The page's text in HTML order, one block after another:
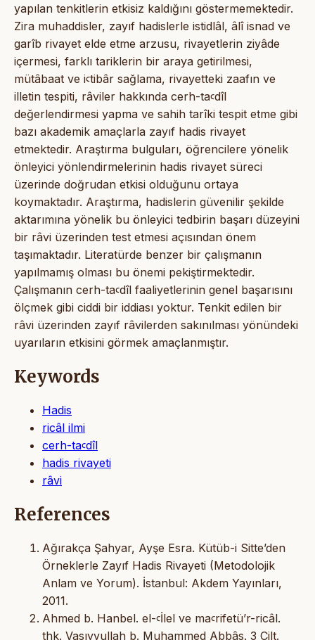
yapılan tenkitlerin etkisiz kaldığını göstermemektedir.
Zira muhaddisler, zayıf hadislerle istidlâl, âlî isnad ve
garîb rivayet elde etme arzusu, rivayetlerin ziyâde
içermesi, farklı tariklerin bir araya getirilmesi,
mütâbaat ve iꜥtibâr sağlama, rivayetteki zaafın ve
illetin tespiti, râviler hakkında cerh-taꜥdîl
değerlendirmesi yapma ve sahih tarîki tespit etme gibi
bazı akademik amaçlarla zayıf hadis rivayet
etmektedir. Araştırma bulguları, öğrencilere yönelik
önleyici yönlendirmelerinin hadis rivayet süreci
üzerinde doğrudan etkisi olduğunu ortaya
koymaktadır. Araştırma, hadislerin güvenilir şekilde
aktarımına yönelik bu önleyici tedbirin başarı düzeyini
bir râvi üzerinden test etmesi açısından önem
taşımaktadır. Literatürde benzer bir çalışmanın
yapılmamış olması bu önemi pekiştirmektedir.
Çalışmanın cerh-taꜥdîl faaliyetlerinin genel başarısını
ölçmek gibi ciddi bir iddiası yoktur. Tenkit edilen bir
râvi üzerinden zayıf râvilerden sakınılması yönündeki
uyarıların etkisini görmek amaçlanmıştır.
Keywords
Hadis
ricâl ilmi
cerh-taꜥdîl
hadis rivayeti
râvi
References
Ağırakça Şahyar, Ayşe Esra. Kütüb-i Sitte’den
Örneklerle Zayıf Hadis Rivayeti (Metodolojik
Anlam ve Yorum). İstanbul: Akdem Yayınları,
2011.
Ahmed b. Hanbel. el-ꜥİlel ve maꜥrifetü’r-ricâl.
thk. Vasıyyullah b. Muhammed Abbâs. 3 Cilt.